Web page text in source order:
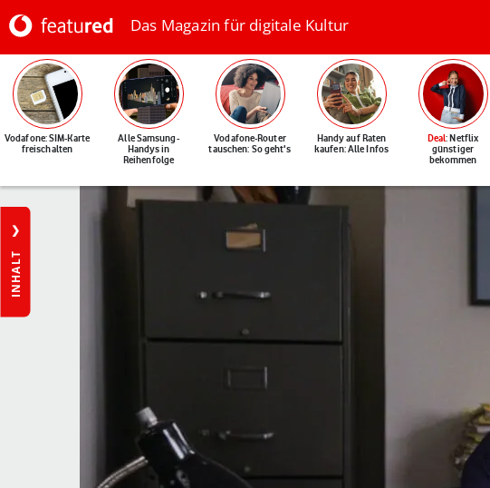
Das Magazin für digitale Kultur
Vodafone: SIM-Karte
freischalten
Alle Samsung-
Handys in
Reihenfolge
Vodafone-Router
tauschen: So geht's
Handy auf Raten
kaufen: Alle Infos
Deal: Netflix
günstiger
bekommen
INHALT